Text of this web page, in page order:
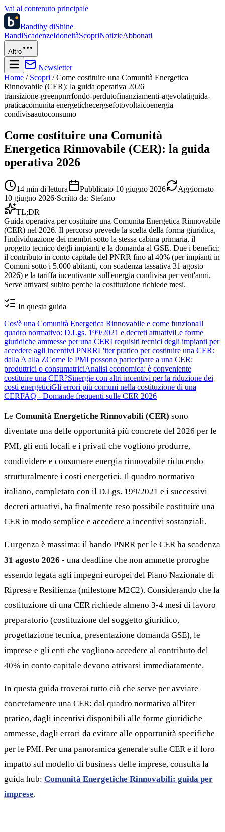
Vai al contenuto principale
Bandiby diShine
BandiScadenzeIdoneitàScopriNotizieAbbonati
Altro
Newsletter
Home / Scopri / Come costituire una Comunità Energetica
Rinnovabile (CER): la guida operativa 2026
transizione-greenpnrrfondo-perdutofinanziamenti-agevolatiguida-
praticacomunita energetichecergsefotovoltaicoenergia
condivisaautoconsumo
Come costituire una Comunità
Energetica Rinnovabile (CER): la guida
operativa 2026
14 min di lettura Pubblicato 10 giugno 2026
Aggiornato
10 giugno 2026·Scritto da: Stefano
TL;DR
Guida operativa per costituire una Comunita Energetica Rinnovabile
(CER) nel 2026. Il percorso prevede la scelta della forma giuridica,
l'individuazione dei membri sotto la stessa cabina primaria, il
progetto tecnico degli impianti e la domanda al GSE. Due i benefici:
il contributo in conto capitale del PNRR fino al 40% (per impianti in
Comuni sotto i 5.000 abitanti, con scadenza tassativa 31 agosto
2026) e la tariffa incentivante sull'energia condivisa per vent'anni.
Serve attivarsi subito perche la costituzione richiede mesi.
In questa guida
Cos'è una Comunità Energetica Rinnovabile e come funzionaIl
quadro normativo: D.Lgs. 199/2021 e decreti attuativiLe forme
giuridiche ammesse per una CERI requisiti tecnici degli impianti per
accedere agli incentivi PNRRL'iter pratico per costituire una CER:
dalla A alla ZCome le PMI possono partecipare a una CER:
produttrici o consumatriciAnalisi economica: è conveniente
costituire una CER?Sinergie con altri incentivi per la riduzione dei
costi energeticiGli errori più comuni nella costituzione di una
CERFAQ - Domande frequenti sulle CER 2026
Le Comunità Energetiche Rinnovabili (CER) sono
diventate una delle opportunità più concrete del 2026 per le
PMI, gli enti locali e i privati che vogliono produrre,
condividere e consumare energia rinnovabile riducendo
strutturalmente i costi energetici. Il quadro normativo
italiano, completato con il D.Lgs. 199/2021 e i successivi
decreti attuativi, ha finalmente reso possibile costituire una
CER in modo semplice e accedere a incentivi sostanziali.
L'urgenza è massima: il bando PNRR per le CER ha scadenza
31 agosto 2026 - una deadline che non ammette proroghe
essendo legata agli impegni europei del Piano Nazionale di
Ripresa e Resilienza (milestone M2C2). Considerando che la
costituzione di una CER richiede almeno 3-4 mesi di lavoro
preparatorio (costituzione del soggetto giuridico,
progettazione tecnica, presentazione domanda GSE), le
imprese e gli enti che vogliono accedere al contributo del
40% in conto capitale devono attivarsi immediatamente.
In questa guida troverai tutto ciò che serve per avviare
concretamente una CER: dal quadro normativo all'iter
pratico, dagli incentivi disponibili alle forme giuridiche
ammesse, dagli errori da evitare alle opportunità specifiche
per le PMI. Per una panoramica generale sulle CER e il loro
impatto sul modello di business delle imprese, consulta la
guida hub: Comunità Energetiche Rinnovabili: guida per
imprese.